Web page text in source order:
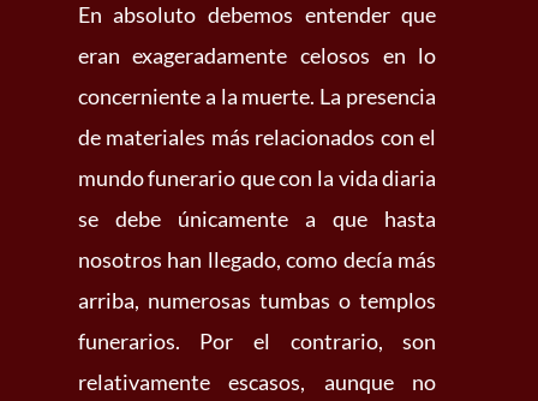
En absoluto debemos entender que
eran exageradamente celosos en lo
concerniente a la muerte. La presencia
de materiales más relacionados con el
mundo funerario que con la vida diaria
se debe únicamente a que hasta
nosotros han llegado, como decía más
arriba, numerosas tumbas o templos
funerarios. Por el contrario, son
relativamente escasos, aunque no